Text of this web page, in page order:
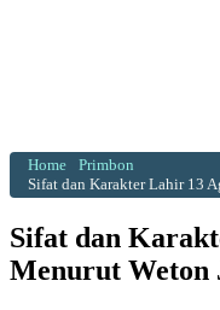
Home
Primbon
Sifat dan Karakter Lahir 13
Sifat dan
Menurut Weton